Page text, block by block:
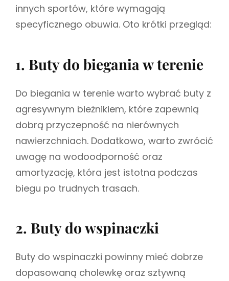
innych sportów, które wymagają
specyficznego obuwia. Oto krótki przegląd:
1. Buty do biegania w terenie
Do biegania w terenie warto wybrać buty z
agresywnym bieżnikiem, które zapewnią
dobrą przyczepność na nierównych
nawierzchniach. Dodatkowo, warto zwrócić
uwagę na wodoodporność oraz
amortyzację, która jest istotna podczas
biegu po trudnych trasach.
2. Buty do wspinaczki
Buty do wspinaczki powinny mieć dobrze
dopasowaną cholewkę oraz sztywną